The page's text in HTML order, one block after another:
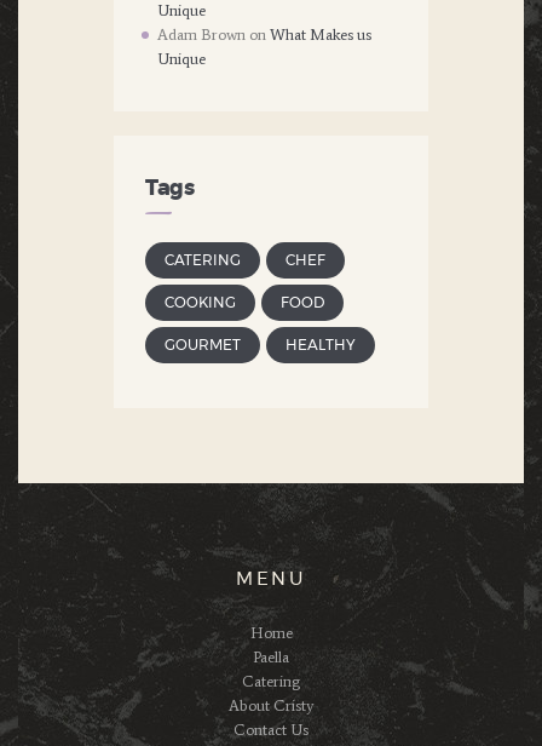
Unique
Adam Brown onWhat Makes us
Unique
Tags
CATERING CHEF
COOKING FOOD
GOURMET HEALTHY
MENU
Home
Paella
Catering
About Cristy
Contact Us